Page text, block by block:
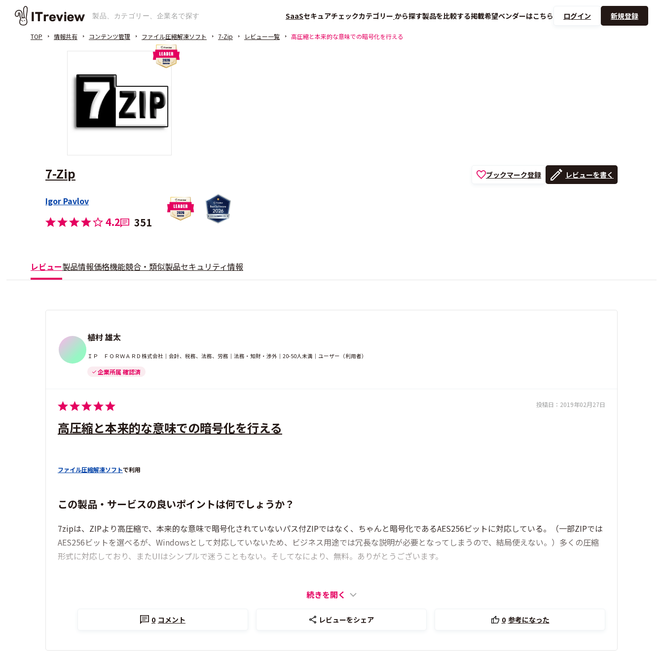
SaaSセキュアチェックカテゴリー から探す製品を比較する掲載希望ベンダーはこちら ログイン 新規登録
TOP 情報共有 コンテンツ管理 ファイル圧縮解凍ソフト 7-Zip レビュー一覧 高圧縮と本来的な意味での暗号化を行える
7-Zip
Igor Pavlov
4.2 351
ブックマーク登録 レビューを書く
レビュー製品情報価格機能競合・類似製品セキュリティ情報
植村 雄太
ＩＰ ＦＯＲＷＡＲＤ株式会社｜会計、税務、法務、労務｜法務・知財・渉外｜20-50人未満｜ユーザー（利用者）
企業所属 確認済
投稿日： 2019年02月27日
高圧縮と本来的な意味での暗号化を行える
ファイル圧縮解凍ソフトで利用
この製品・サービスの良いポイントは何でしょうか？
7zipは、ZIPより高圧縮で、本来的な意味で暗号化されていないパス付ZIPではなく、ちゃんと暗号化であるAES256ビットに対応している。（一部ZIPでは
AES256ビットを選べるが、Windowsとして対応していないため、ビジネス用途では冗長な説明が必要となってしまうので、結局使えない。）多くの圧縮
形式に対応しており、またUIはシンプルで迷うこともない。そしてなにより、無料。ありがとうございます。
続きを開く
0 コメント レビューをシェア 0 参考になった